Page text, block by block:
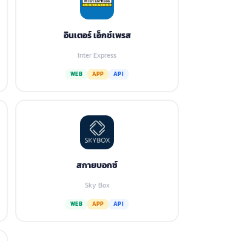
อินเตอร์ เอ็กซ์เพรส
Inter Express
WEB APP API
สกายบอกซ์
Sky Box
WEB APP API